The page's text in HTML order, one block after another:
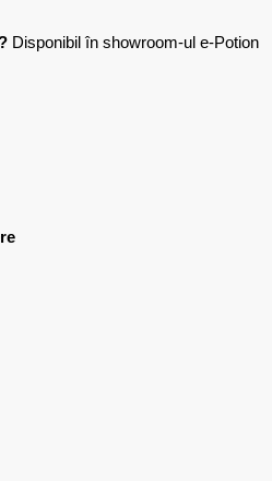
Disponibil în showroom-ul e-Potion